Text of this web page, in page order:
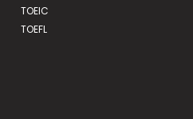
TOEIC
TOEFL